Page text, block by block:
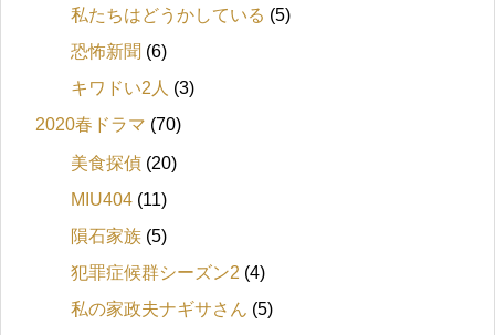
私たちはどうかしている (5)
恐怖新聞 (6)
キワドい2人 (3)
2020春ドラマ (70)
美食探偵 (20)
MIU404 (11)
隕石家族 (5)
犯罪症候群シーズン2 (4)
私の家政夫ナギサさん (5)